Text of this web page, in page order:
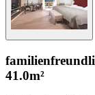
41.0m²